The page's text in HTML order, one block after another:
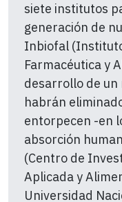
siete institutos
generación de
Inbiofal
Farmacéutica y
desarrollo de un
habrán
entorpecen -en
absorción
(Centro de
Aplicada y
Universidad